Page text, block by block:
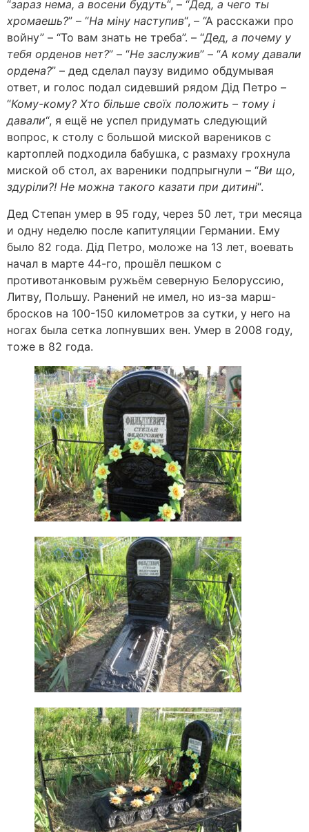
“зараз нема, а восени будуть“, – “Дед, а чего ты
хромаешь?” – “На мiну наступив“, – “А расскажи про
войну” – “То вам знать не треба”. – “Дед, а почему у
тебя орденов нет?” – “Не заслужив” – “А кому давали
ордена?” – дед сделал паузу видимо обдумывая
ответ, и голос подал сидевший рядом Дiд Петро –
“Кому-кому? Хто бiльше своїх положить – тому і
давали“, я ещё не успел придумать следующий
вопрос, к столу с большой миской вареников с
картоплей подходила бабушка, с размаху грохнула
миской об стол, ах вареники подпрыгнули – “Ви що,
здуріли?! Не можна такого казати при дитині“.
Дед Степан умер в 95 году, через 50 лет, три месяца
и одну неделю после капитуляции Германии. Ему
было 82 года. Дiд Петро, моложе на 13 лет, воевать
начал в марте 44-го, прошёл пешком с
противотанковым ружьём северную Белоруссию,
Литву, Польшу. Ранений не имел, но из-за марш-
бросков на 100-150 километров за сутки, у него на
ногах была сетка лопнувших вен. Умер в 2008 году,
тоже в 82 года.